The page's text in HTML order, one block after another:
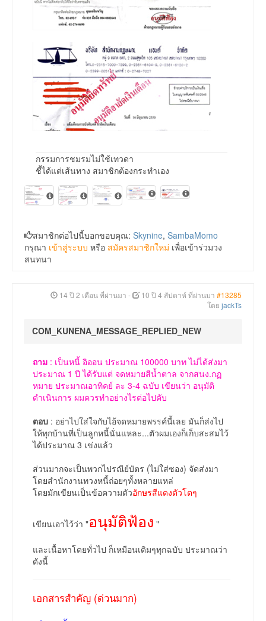
กรรมการชมรมไม่ใช้เทวดา
ชี้ได้แต่เส้นทาง สมาชิกต้องกระทำเอง
สมาชิกต่อไปนี้บอกขอบคุณ: Skynine, SambaMomo
กรุณา เข้าสู่ระบบ หรือ สมัครสมาชิกใหม่ เพื่อเข้าร่วมวง
สนทนา
14 ปี 2 เดือน ที่ผ่านมา - 10 ปี 4 สัปดาห์ ที่ผ่านมา #13285
โดย jackTs
COM_KUNENA_MESSAGE_REPLIED_NEW
ถาม : เป็นหนี้ อิออน ประมาณ 100000 บาท ไม่ได้ส่งมา
ประมาณ 1 ปี ได้รับแต่ จดหมายสีน้ำตาล จากสนง.กฏ
หมาย ประมาณอาทิคย์ ละ 3-4 ฉบับ เขียนว่า อนุมัติ
ดำเนินการ ผมควรทำอย่างไรต่อไปคับ
ตอบ : อย่าไปใส่ใจกับไอ้จดหมายพรรค์นี้เลย มันก็ส่งไป
ให้ทุกบ้านที่เป็นลูกหนี้นั่นแหละ...ตัวผมเองก็เก็บสะสมไว้
ได้ประมาณ 3 เข่งแล้ว
ส่วนมากจะเป็นพวกไปรณีย์บัตร (ไม่ใส่ซอง) จัดส่งมา
โดยสำนักงานทวงหนี้ถ่อยๆทั้งหลายแหล่
โดยมักเขียนเป็นข้อความตัวอักษรสีแดงตัวโตๆ
เขียนเอาไว้ว่า "อนุมัติฟ้อง "
และเนื้อหาโดยทั่วไป ก็เหมือนเดิมๆทุกฉบับ ประมาณว่า
ดังนี้
เอกสารสำคัญ (ด่วนมาก)